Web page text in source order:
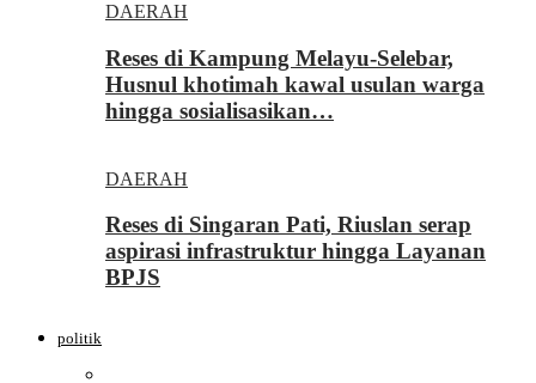
DAERAH
Reses di Kampung Melayu-Selebar,
Husnul khotimah kawal usulan warga
hingga sosialisasikan…
DAERAH
Reses di Singaran Pati, Riuslan serap
aspirasi infrastruktur hingga Layanan
BPJS
politik